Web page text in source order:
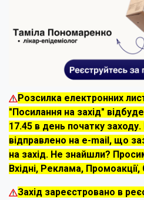
Розсилка електронних
"Посилання на захід"
17.45 в день початку
відправлено на e-mail, що
на захід. Не знайшли?
Вхідні, Реклама,
Захід зареєстровано в